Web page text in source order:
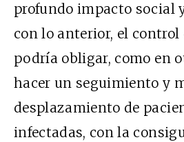
profundo impacto social
con lo anterior, el control
podría obligar, como en
hacer un seguimiento y
desplazamiento de
infectadas, con la